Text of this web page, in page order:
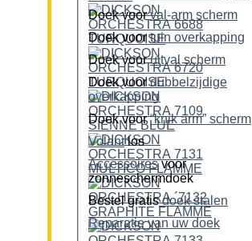
Doek voor
val-arm scherm
Doek voor
tuin overkapping
Doek voor
uitval scherm
Doek voordubbelzijdige
overkapping
Doek voor
“knik arm” scherm
Volantlos
Accessoiresvoor
zonneschermdoek
Bestel gratis doek stalen
Reparatie van uw doek